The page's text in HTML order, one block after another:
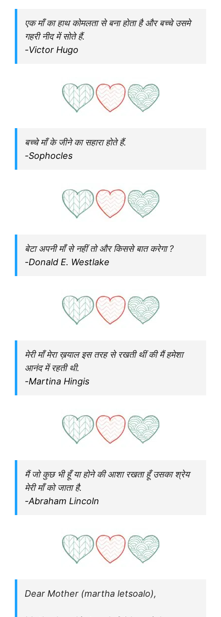
एक माँ का हाथ कोमलता से बना होता है और बच्चे उसमे
गहरी नीद में सोते हैं.
-Victor Hugo
बच्चे माँ के जीने का सहारा होते हैं.
-Sophocles
बेटा अपनी माँ से नहीं तो और किससे बात करेगा ?
-Donald E. Westlake
मेरी माँ मेरा ख़याल इस तरह से रखती थीं की मैं हमेशा
आनंद में रहती थी.
-Martina Hingis
मैं जो कुछ भी हूँ या होने की आशा रखता हूँ उसका श्रेय
मेरी माँ को जाता है.
-Abraham Lincoln
Dear Mother (martha letsoalo),